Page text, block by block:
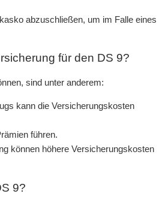
abzuschließen, um im Falle eines
für den DS 9?
sind unter anderem:
kann die Versicherungskosten
führen.
können höhere Versicherungskosten
9?